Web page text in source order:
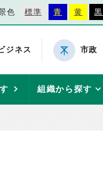
色 標準 青 黄 黒
ジネス 市政
組織から探す